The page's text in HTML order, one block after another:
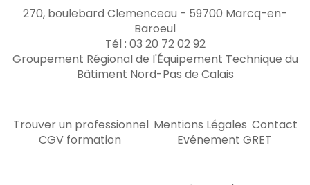
270, boulebard Clemenceau - 59700 Marcq-en-
Baroeul
Tél : 03 20 72 02 92
Groupement Régional de l'Équipement Technique du
Bâtiment Nord-Pas de Calais
Trouver un professionnel Mentions Légales Contact
CGV formation
Evénement GRET